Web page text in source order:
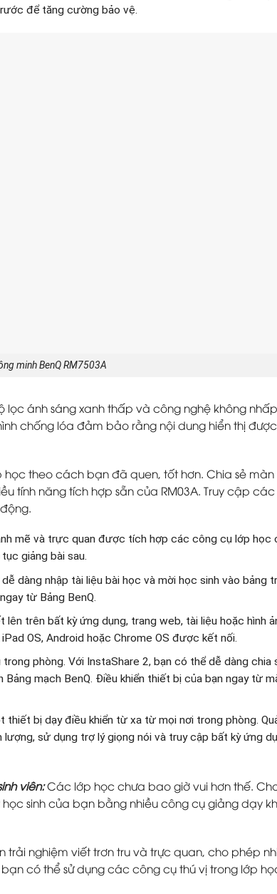
để tăng cường bảo vệ.
minh BenQ RM7503A
lọc ánh sáng xanh thấp và công nghệ không
chống lóa đảm bảo rằng nội dung hiển thị
theo cách bạn đã quen, tốt hơn. Chia sẻ màn
tính năng tích hợp sẵn của RM03A. Truy cập
mẽ và trực quan được tích hợp các công cụ lớp
giảng bài sau.
dàng nhập tài liệu bài học và mời học sinh vào bảng
từ Bảng BenQ.
trên bất kỳ ứng dụng, trang web, tài liệu hoặc hình
OS, Android hoặc Chrome OS được kết nối.
phòng. Với InstaShare 2, bạn có thể dễ dàng chia
mạch BenQ. Điều khiển thiết bị của bạn ngay từ
bị dạy điều khiển từ xa từ mọi nơi trong phòng.
sử dụng trợ lý giọng nói và truy cập bất kỳ ứng
viên:Các lớp học chưa bao giờ vui hơn thế.
sinh của bạn bằng nhiều công cụ giảng dạy
trải nghiệm viết trơn tru và trực quan, cho phép
có thể sử dụng các công cụ thú vị trong lớp